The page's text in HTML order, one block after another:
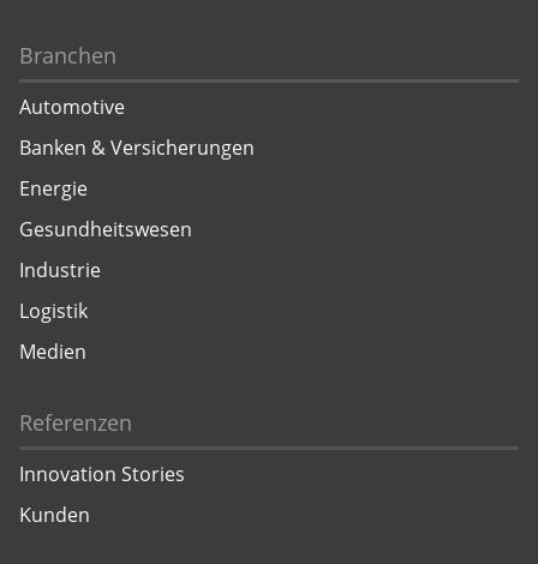
Branchen
Automotive
Banken & Versicherungen
Energie
Gesundheitswesen
Industrie
Logistik
Medien
Referenzen
Innovation Stories
Kunden